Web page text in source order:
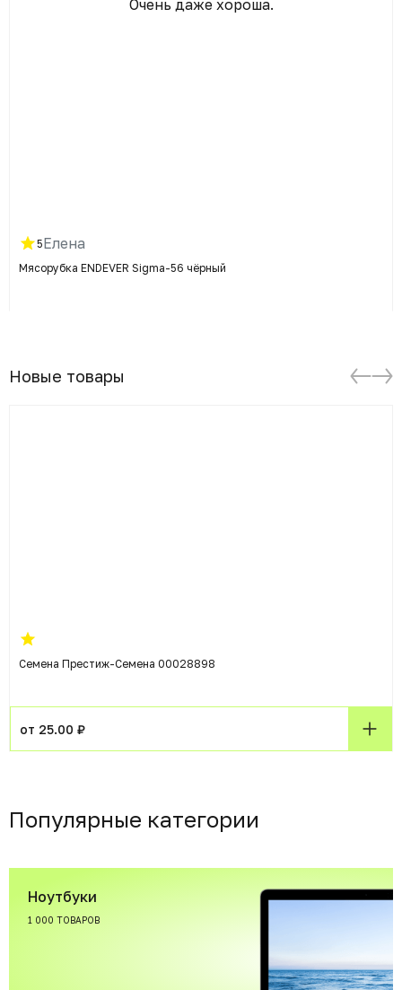
Очень даже хороша.
5Елена
Мясорубка ENDEVER Sigma-56 чёрный
Новые товары
Семена Престиж-Семена 00028898
от 25.00 ₽
Популярные категории
Ноутбуки
1 000 ТОВАРОВ